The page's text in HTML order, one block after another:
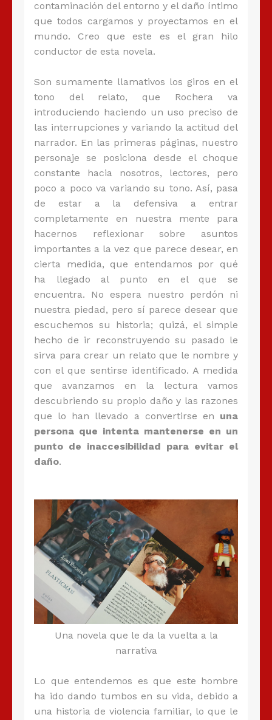
contaminación del entorno y el daño íntimo
que todos cargamos y proyectamos en el
mundo. Creo que este es el gran hilo
conductor de esta novela.
Son sumamente llamativos los giros en el
tono del relato, que Rochera va
introduciendo haciendo un uso preciso de
las interrupciones y variando la actitud del
narrador. En las primeras páginas, nuestro
personaje se posiciona desde el choque
constante hacia nosotros, lectores, pero
poco a poco va variando su tono. Así, pasa
de estar a la defensiva a entrar
completamente en nuestra mente para
hacernos reflexionar sobre asuntos
importantes a la vez que parece desear, en
cierta medida, que entendamos por qué
ha llegado al punto en el que se
encuentra. No espera nuestro perdón ni
nuestra piedad, pero sí parece desear que
escuchemos su historia; quizá, el simple
hecho de ir reconstruyendo su pasado le
sirva para crear un relato que le nombre y
con el que sentirse identificado. A medida
que avanzamos en la lectura vamos
descubriendo su propio daño y las razones
que lo han llevado a convertirse en una
persona que intenta mantenerse en un
punto de inaccesibilidad para evitar el
daño.
Una novela que le da la vuelta a la
narrativa
Lo que entendemos es que este hombre
ha ido dando tumbos en su vida, debido a
una historia de violencia familiar, lo que le